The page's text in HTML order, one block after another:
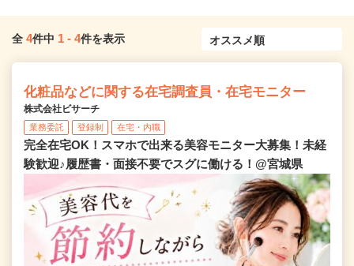
全 4件中 1 - 4件を表示
化粧品などに関する在宅調査員・在宅モニター
株式会社ビサーチ
業務委託 登録制 在宅・内職
完全在宅OK！スマホで出来る美容モニター大募集！未経
験歓迎♪履歴書・面接不要でスグに働ける！@宮城県